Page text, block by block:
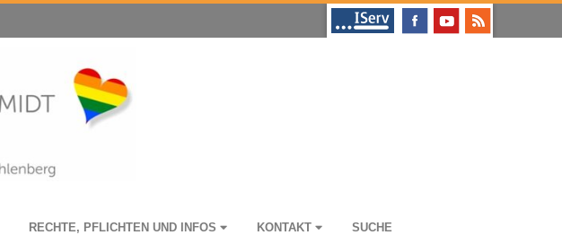
RECHTE, PFLICH­TEN UND INFOS KON­TAKT SUCHE